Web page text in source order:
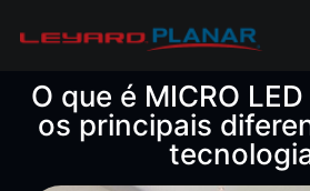
O que é MICRO
os principais